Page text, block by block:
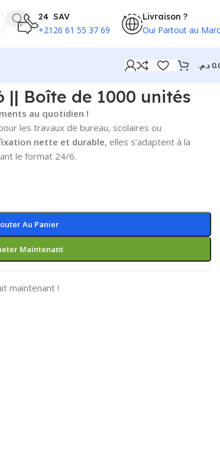
24 SAV
+2126 61 55 37 69
Livraison ?
Oui Partout au
د.م.
|| Boîte de 1000 unités
au quotidien !
les travaux de bureau, scolaires ou
nette et durable, elles s’adaptent à la
le format 24/6.
Au Panier
Maintenant
maintenant !